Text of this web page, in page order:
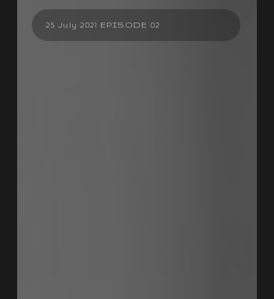
25 July 2021 EPISODE 02